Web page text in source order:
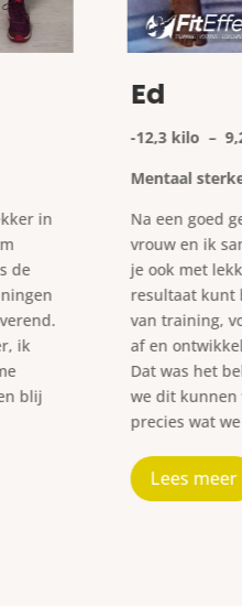
in
de
ik
blij
Ed
-12,3 kilo –
Mentaal
Na een goed
vrouw en ik
je ook met
resultaat kunt
van training,
af en
Dat was het
we dit kunnen
precies wat
Lees meer